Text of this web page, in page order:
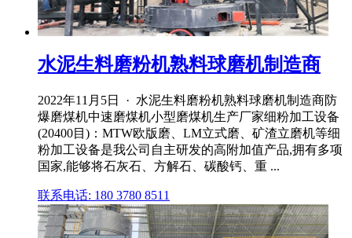
水泥生料磨粉机熟料球磨机制造商
2022年11月5日 · 水泥生料磨粉机熟料球磨机制造商防
爆磨煤机中速磨煤机小型磨煤机生产厂家细粉加工设备
(20400目)：MTW欧版磨、LM立式磨、矿渣立磨机等细
粉加工设备是我公司自主研发的高附加值产品,拥有多项
国家,能够将石灰石、方解石、碳酸钙、重 ...
联系电话: 180 3780 8511